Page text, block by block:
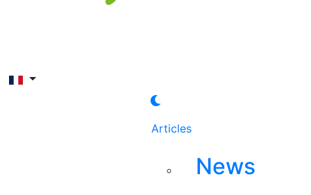
Articles
News